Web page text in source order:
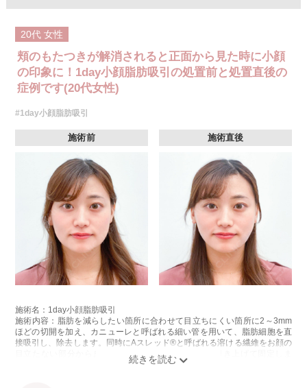
20代 女性
頬のもたつきが解消されると正面から見た時に小顔
の印象に！1day小顔脂肪吸引の処置前と処置直後の
症例です(20代女性)
#1day小顔脂肪吸引
施術前 施術直後
施術名：1day小顔脂肪吸引
施術内容：脂肪を減らしたい箇所に合わせて目立ちにくい箇所に2～3mm
ほどの切開を加え、カニューレと呼ばれる細い管を用いて、脂肪細胞を直
接吸引し、除去します。同時にAスレッド®と呼ばれる溶ける繊維をお顔の
目立たない部分から皮下へ挿入し、皮膚を内側から引き上げて固定しま